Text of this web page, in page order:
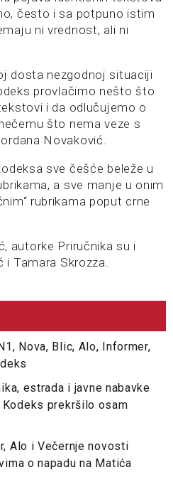
često i sa potpuno istim
ni vrednost, ali ni
dosta nezgodnoj situaciji
provlačimo nešto što
i da odlučujemo o
što nema veze s
Novaković.
sve češće beleže u
a sve manje u onim
rubrikama poput crne
autorke Priručnika su i
i Tamara Skrozza.
Nova, Blic, Alo, Informer,
estrada i javne nabavke
prekršilo osam
Alo i Večernje novosti
o napadu na Matića